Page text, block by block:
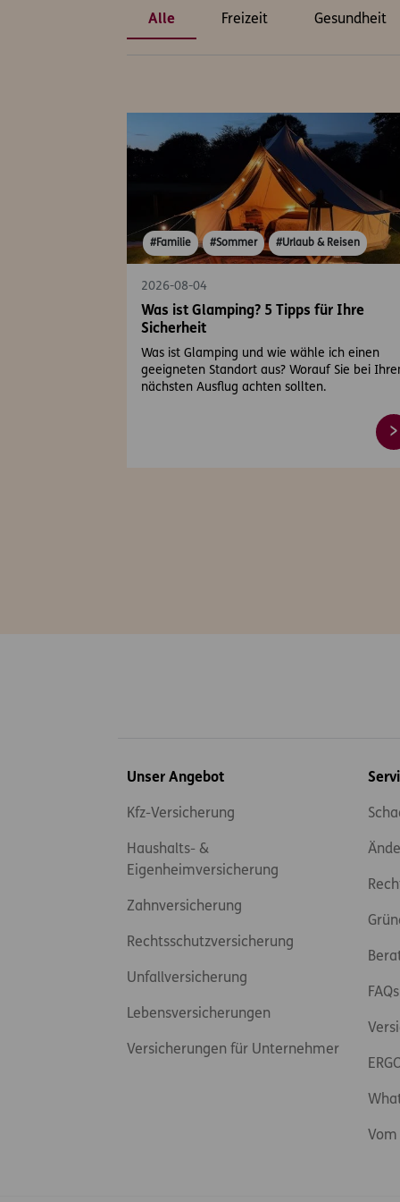
Alle Freizeit Gesundheit
#Familie #Sommer #Urlaub & Reisen
2026-08-04
Was ist Glamping? 5 Tipps für Ihre
Sicherheit
Was ist Glamping und wie wähle ich einen
geeigneten Standort aus? Worauf Sie bei
nächsten Ausflug achten sollten.
Inhaltsübersicht
Unser Angebot
Kfz-Versicherung
Haushalts- &
Eigenheimversicherung
Zahnversicherung
Rechtsschutzversicherung
Unfallversicherung
Lebensversicherungen
Versicherungen für Unternehmer
FAQs